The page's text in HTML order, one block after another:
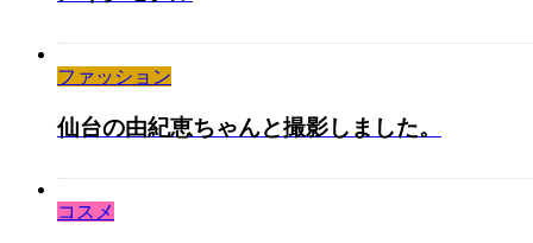
ファッション
仙台の由紀恵ちゃんと撮影しました。
コスメ